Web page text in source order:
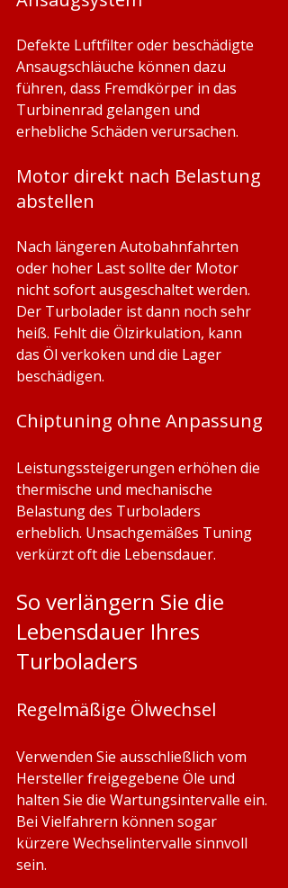
Defekte Luftfilter oder beschädigte
Ansaugschläuche können dazu
führen, dass Fremdkörper in das
Turbinenrad gelangen und
erhebliche Schäden verursachen.
Motor direkt nach Belastung
abstellen
Nach längeren Autobahnfahrten
oder hoher Last sollte der Motor
nicht sofort ausgeschaltet werden.
Der Turbolader ist dann noch sehr
heiß. Fehlt die Ölzirkulation, kann
das Öl verkoken und die Lager
beschädigen.
Chiptuning ohne Anpassung
Leistungssteigerungen erhöhen die
thermische und mechanische
Belastung des Turboladers
erheblich. Unsachgemäßes Tuning
verkürzt oft die Lebensdauer.
So verlängern Sie die
Lebensdauer Ihres
Turboladers
Regelmäßige Ölwechsel
Verwenden Sie ausschließlich vom
Hersteller freigegebene Öle und
halten Sie die Wartungsintervalle ein.
Bei Vielfahrern können sogar
kürzere Wechselintervalle sinnvoll
sein.